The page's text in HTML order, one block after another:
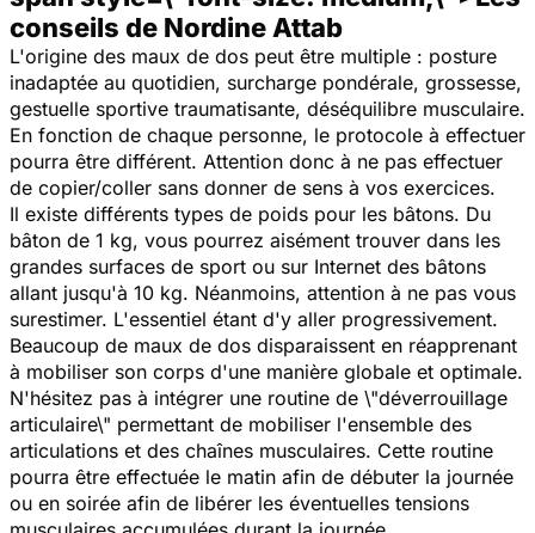
conseils de Nordine Attab
L'origine des maux de dos peut être multiple : posture
inadaptée au quotidien, surcharge pondérale, grossesse,
gestuelle sportive traumatisante, déséquilibre musculaire.
En fonction de chaque personne, le protocole à effectuer
pourra être différent. Attention donc à ne pas effectuer
de copier/coller sans donner de sens à vos exercices.
Il existe différents types de poids pour les bâtons. Du
bâton de 1 kg, vous pourrez aisément trouver dans les
grandes surfaces de sport ou sur Internet des bâtons
allant jusqu'à 10 kg. Néanmoins, attention à ne pas vous
surestimer. L'essentiel étant d'y aller progressivement.
Beaucoup de maux de dos disparaissent en réapprenant
à mobiliser son corps d'une manière globale et optimale.
N'hésitez pas à intégrer une routine de \"déverrouillage
articulaire\" permettant de mobiliser l'ensemble des
articulations et des chaînes musculaires. Cette routine
pourra être effectuée le matin afin de débuter la journée
ou en soirée afin de libérer les éventuelles tensions